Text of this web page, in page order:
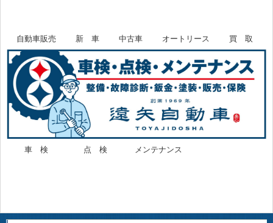
自動車販売 新 車 中古車 オートリース 買 取
車 検 点 検 メンテナンス